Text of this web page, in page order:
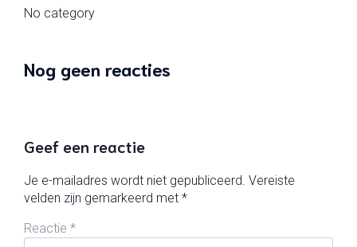
No category
Nog geen reacties
Geef een reactie
Je e-mailadres wordt niet gepubliceerd. Vereiste
velden zijn gemarkeerd met *
Reactie *